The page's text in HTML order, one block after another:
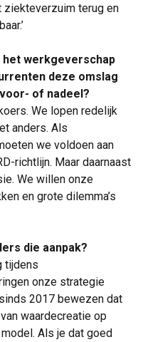
ziekteverzuim terug en
werkgeverschap
deze omslag
of nadeel?
We lopen redelijk
anders. Als
we voldoen aan
richtlijn. Maar daarnaast
We willen onze
en grote dilemma’s
die aanpak?
tijdens
onze strategie
2017 bewezen dat
waardecreatie op
Als je dat goed